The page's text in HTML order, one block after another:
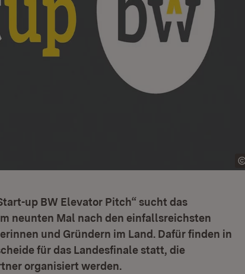
up BW Elevator Pitch“ sucht das
neunten Mal nach den einfallsreichsten
und Gründern im Land. Dafür finden in
für das Landesfinale statt, die
organisiert werden.